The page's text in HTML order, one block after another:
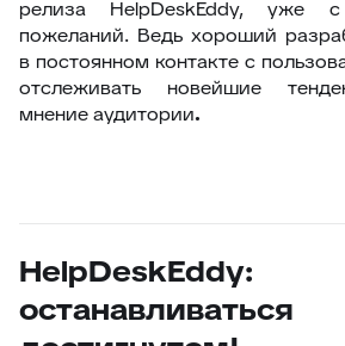
релиза HelpDeskEddy, уже
пожеланий. Ведь хороший
в постоянном контакте с
отслеживать новейшие
мнение аудитории.